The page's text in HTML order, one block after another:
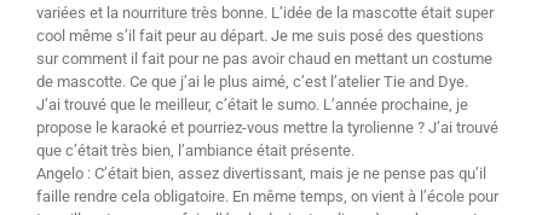
variées et la nourriture très bonne. L’idée de la mascotte était super
cool même s’il fait peur au départ. Je me suis posé des questions
sur comment il fait pour ne pas avoir chaud en mettant un costume
de mascotte. Ce que j’ai le plus aimé, c’est l’atelier Tie and Dye.
J’ai trouvé que le meilleur, c’était le sumo. L’année prochaine, je
propose le karaoké et pourriez-vous mettre la tyrolienne ? J’ai trouvé
que c’était très bien, l’ambiance était présente.
Angelo : C’était bien, assez divertissant, mais je ne pense pas qu’il
faille rendre cela obligatoire. En même temps, on vient à l’école pour